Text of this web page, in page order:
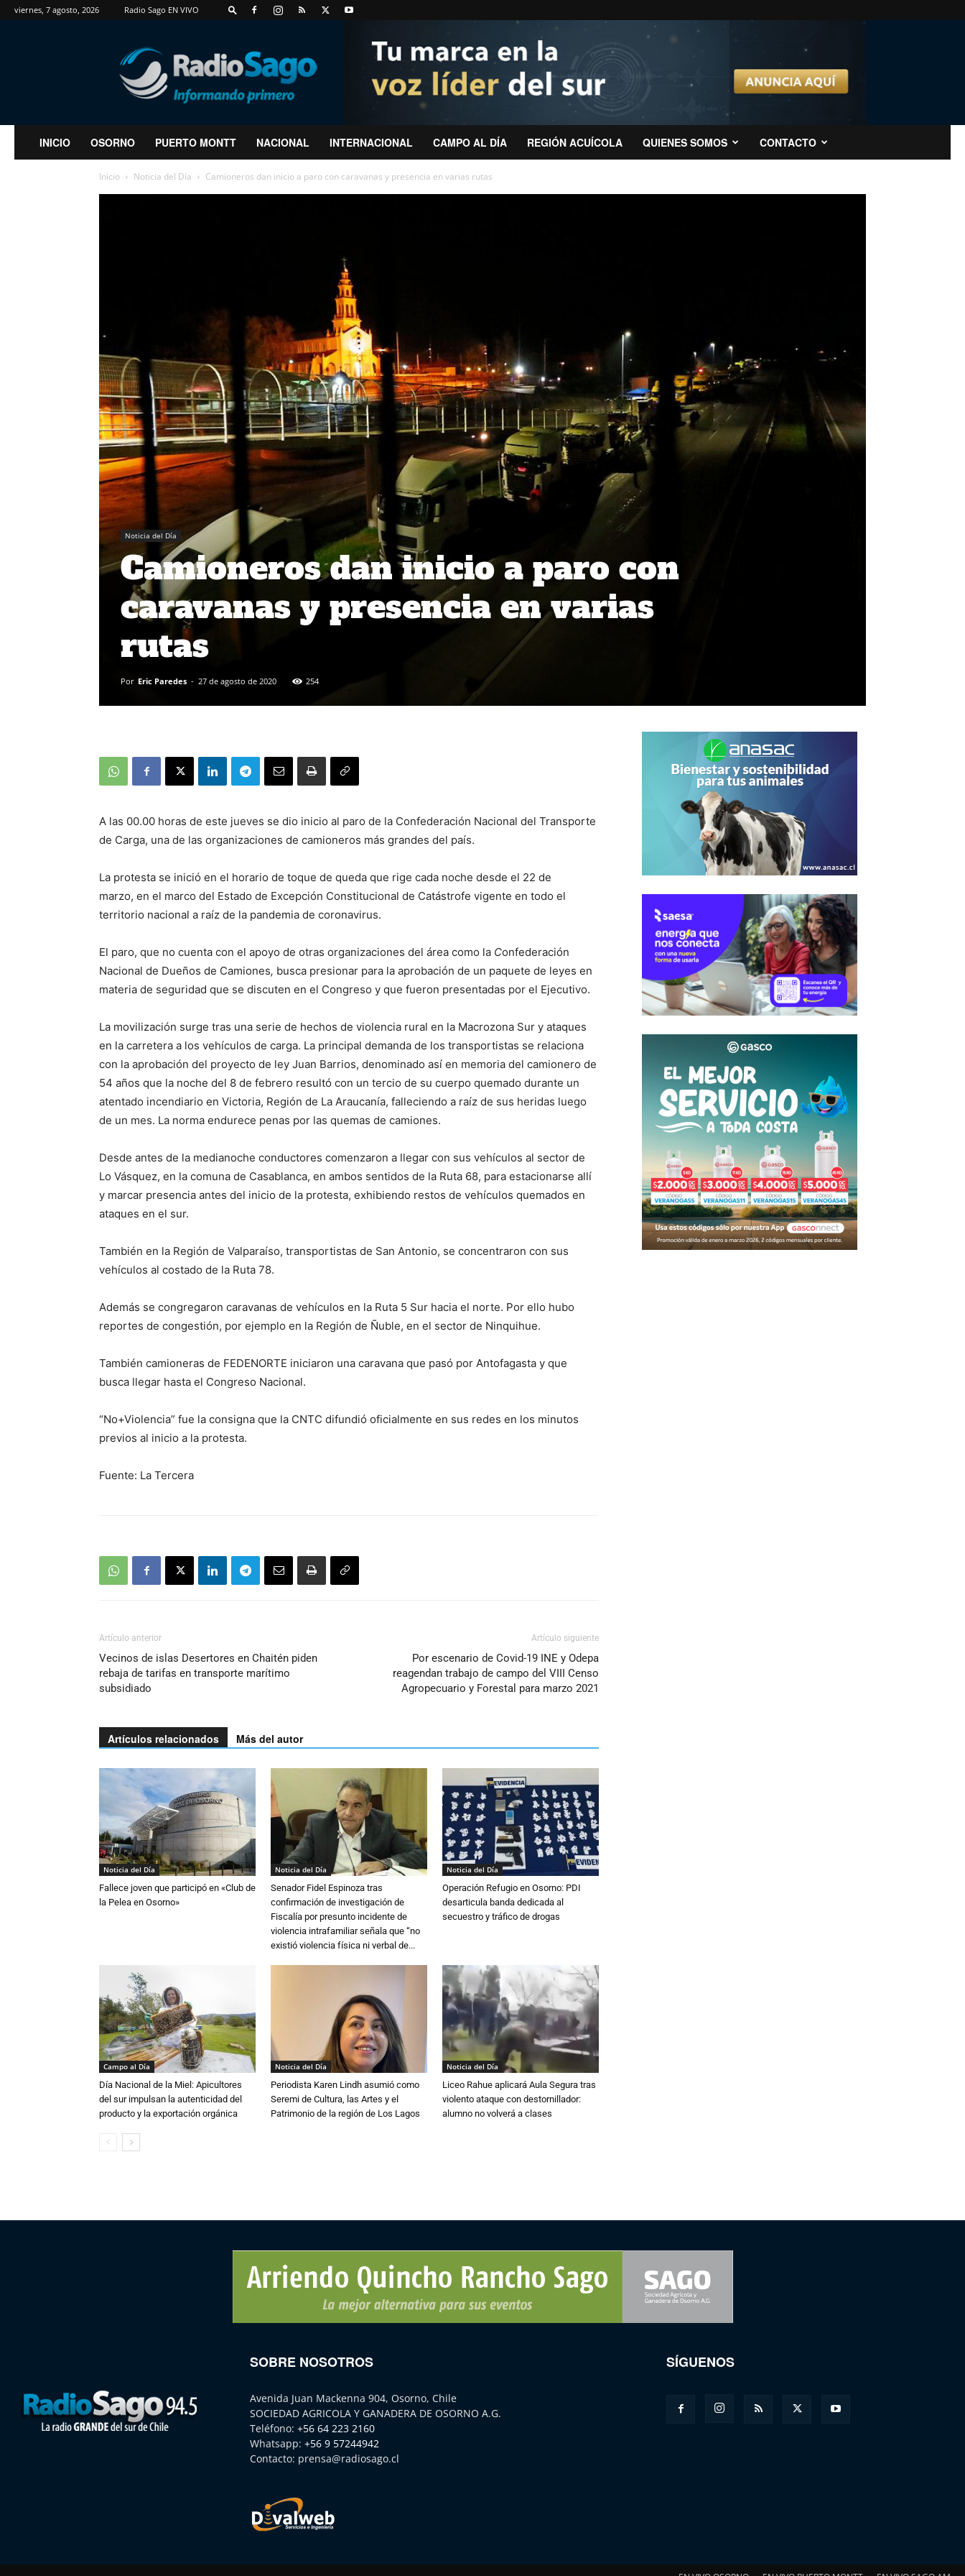
viernes, 7 agosto, 2026 Radio Sago EN VIVO
RadioSago
INICIO OSORNO PUERTO MONTT NACIONAL INTERNACIONAL CAMPO AL DÍA REGIÓN ACUÍCOLA QUIENES SOMOS CONTACTO
Inicio Noticia del Día Camioneros dan inicio a paro con caravanas y presencia en varias rutas
Noticia del Día
Camioneros dan inicio a paro con
caravanas y presencia en varias
rutas
Por Eric Paredes - 27 de agosto de 2020 254
A las 00.00 horas de este jueves se dio inicio al paro de la Confederación Nacional del Transporte
de Carga, una de las organizaciones de camioneros más grandes del país.
La protesta se inició en el horario de toque de queda que rige cada noche desde el 22 de
marzo, en el marco del Estado de Excepción Constitucional de Catástrofe vigente en todo el
territorio nacional a raíz de la pandemia de coronavirus.
El paro, que no cuenta con el apoyo de otras organizaciones del área como la Confederación
Nacional de Dueños de Camiones, busca presionar para la aprobación de un paquete de leyes en
materia de seguridad que se discuten en el Congreso y que fueron presentadas por el Ejecutivo.
La movilización surge tras una serie de hechos de violencia rural en la Macrozona Sur y ataques
en la carretera a los vehículos de carga. La principal demanda de los transportistas se relaciona
con la aprobación del proyecto de ley Juan Barrios, denominado así en memoria del camionero de
54 años que la noche del 8 de febrero resultó con un tercio de su cuerpo quemado durante un
atentado incendiario en Victoria, Región de La Araucanía, falleciendo a raíz de sus heridas luego
de un mes. La norma endurece penas por las quemas de camiones.
Desde antes de la medianoche conductores comenzaron a llegar con sus vehículos al sector de
Lo Vásquez, en la comuna de Casablanca, en ambos sentidos de la Ruta 68, para estacionarse allí
y marcar presencia antes del inicio de la protesta, exhibiendo restos de vehículos quemados en
ataques en el sur.
También en la Región de Valparaíso, transportistas de San Antonio, se concentraron con sus
vehículos al costado de la Ruta 78.
Además se congregaron caravanas de vehículos en la Ruta 5 Sur hacia el norte. Por ello hubo
reportes de congestión, por ejemplo en la Región de Ñuble, en el sector de Ninquihue.
También camioneras de FEDENORTE iniciaron una caravana que pasó por Antofagasta y que
busca llegar hasta el Congreso Nacional.
“No+Violencia” fue la consigna que la CNTC difundió oficialmente en sus redes en los minutos
previos al inicio a la protesta.
Fuente: La Tercera
Artículo anterior
Vecinos de islas Desertores en Chaitén piden
rebaja de tarifas en transporte marítimo
subsidiado
Artículo siguiente
Por escenario de Covid-19 INE y Odepa
reagendan trabajo de campo del VIII Censo
Agropecuario y Forestal para marzo 2021
Artículos relacionados Más del autor
Noticia del Día
Fallece joven que participó en «Club de
la Pelea en Osorno»
Noticia del Día
Senador Fidel Espinoza tras
confirmación de investigación de
Fiscalía por presunto incidente de
violencia intrafamiliar señala que “no
existió violencia física ni verbal de...
Noticia del Día
Operación Refugio en Osorno: PDI
desarticula banda dedicada al
secuestro y tráfico de drogas
Campo al Día
Día Nacional de la Miel: Apicultores
del sur impulsan la autenticidad del
producto y la exportación orgánica
Noticia del Día
Periodista Karen Lindh asumió como
Seremi de Cultura, las Artes y el
Patrimonio de la región de Los Lagos
Noticia del Día
Liceo Rahue aplicará Aula Segura tras
violento ataque con destornillador:
alumno no volverá a clases
SOBRE NOSOTROS
Avenida Juan Mackenna 904, Osorno, Chile
SOCIEDAD AGRICOLA Y GANADERA DE OSORNO A.G.
Teléfono: +56 64 223 2160
Whatsapp: +56 9 57244942
Contacto: prensa@radiosago.cl
SÍGUENOS